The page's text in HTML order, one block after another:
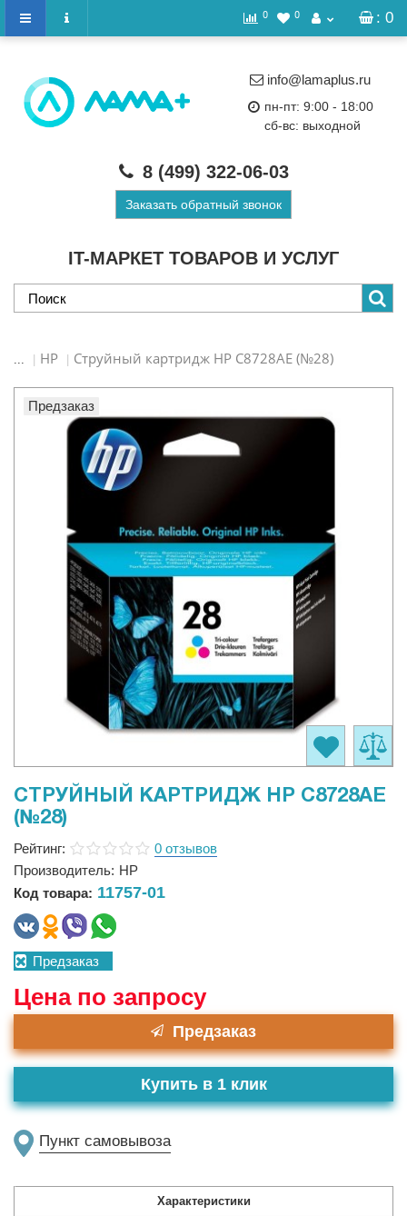
: 0
0 0
IT-МАРКЕТ ТОВАРОВ И УСЛУГ
info@lamaplus.ru
пн-пт: 9:00 - 18:00
сб-вс: выходной
8 (499) 322-06-03
Заказать обратный звонок
... HP Струйный картридж HP C8728AE (№28)
Предзаказ
СТРУЙНЫЙ КАРТРИДЖ HP C8728AE
(№28)
Рейтинг:
0 отзывов
Производитель: HP
Код товара: 11757-01
Предзаказ
Цена по запросу
Предзаказ
Пункт самовывоза
Купить в 1 клик
Характеристики